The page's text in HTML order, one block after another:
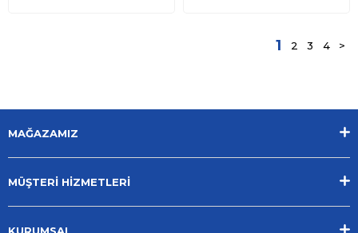
1 2 3 4 >
MAĞAZAMIZ
MÜŞTERİ HİZMETLERİ